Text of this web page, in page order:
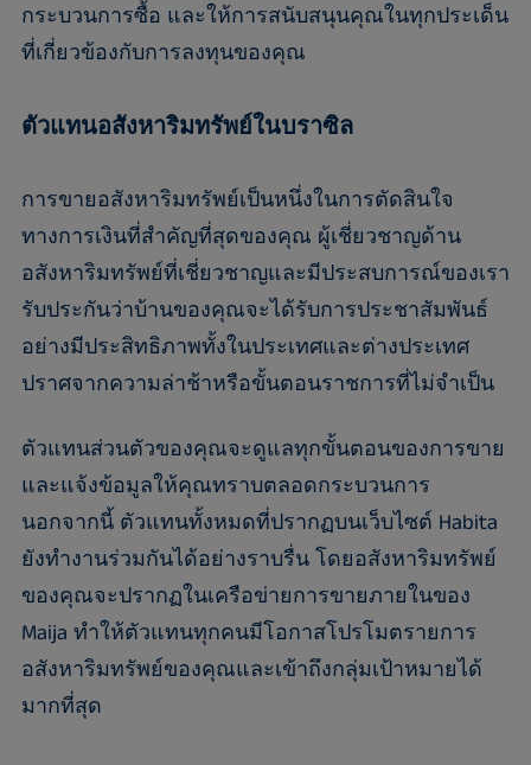
กระบวนการซื้อ และให้การสนับสนุนคุณในทุกประเด็น
ที่เกี่ยวข้องกับการลงทุนของคุณ
ตัวแทนอสังหาริมทรัพย์ในบราซิล
การขายอสังหาริมทรัพย์เป็นหนึ่งในการตัดสินใจ
ทางการเงินที่สำคัญที่สุดของคุณ ผู้เชี่ยวชาญด้าน
อสังหาริมทรัพย์ที่เชี่ยวชาญและมีประสบการณ์ของเรา
รับประกันว่าบ้านของคุณจะได้รับการประชาสัมพันธ์
อย่างมีประสิทธิภาพทั้งในประเทศและต่างประเทศ
ปราศจากความล่าช้าหรือขั้นตอนราชการที่ไม่จำเป็น
ตัวแทนส่วนตัวของคุณจะดูแลทุกขั้นตอนของการขาย
และแจ้งข้อมูลให้คุณทราบตลอดกระบวนการ
นอกจากนี้ ตัวแทนทั้งหมดที่ปรากฏบนเว็บไซต์ Habita
ยังทำงานร่วมกันได้อย่างราบรื่น โดยอสังหาริมทรัพย์
ของคุณจะปรากฏในเครือข่ายการขายภายในของ
Maija ทำให้ตัวแทนทุกคนมีโอกาสโปรโมตรายการ
อสังหาริมทรัพย์ของคุณและเข้าถึงกลุ่มเป้าหมายได้
มากที่สุด